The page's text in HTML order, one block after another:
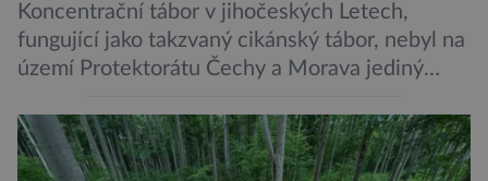
Koncentrační tábor v jihočeských Letech,
fungující jako takzvaný cikánský tábor, nebyl na
území Protektorátu Čechy a Morava jediný
v Hodoníně u Kunštátu. Jeho pozůstatky byly
nedávno odkrývány archeology. Někteří z asi